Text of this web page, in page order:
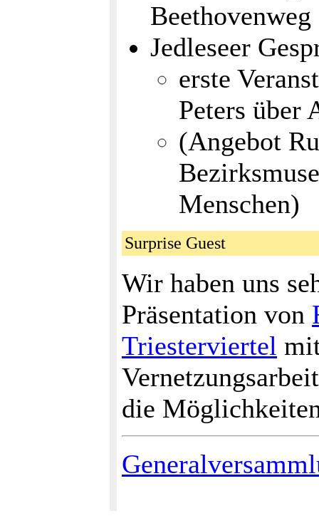
Beethovenweg
Jedleseer
erste
Peters über
(Angebot
Menschen)
Surprise Guest
Wir haben uns
Präsentation von
Triesterviertel
die